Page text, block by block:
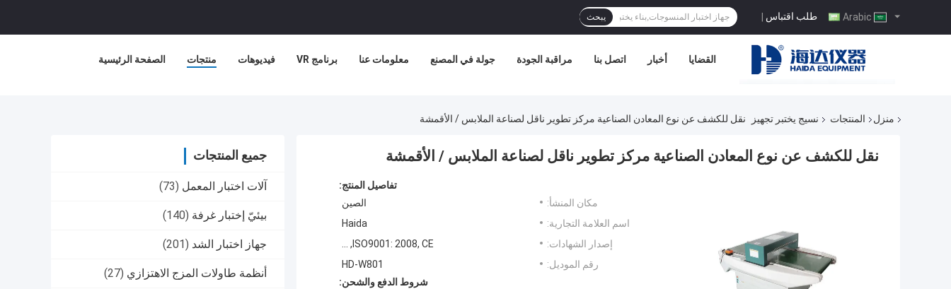
طلب اقتباس | يبحث
الصفحة الرئيسية منتجات فيديوهات برنامج VR معلومات عنا جولة في المصنع مراقبة الجودة اتصل بنا أخبار القضايا
منزل المنتجات نسيج يختبر تجهيز نقل للكشف عن نوع المعادن الصناعية مركز تطوير ناقل لصناعة الملابس / الأقمشة
جميع المنتجات
آلات اختبار المعمل (73)
بيئيّ إختبار غرفة (140)
جهاز اختبار الشد (201)
أنظمة طاولات المزج الاهتزازي (27)
نقل للكشف عن نوع المعادن الصناعية مركز تطوير ناقل لصناعة الملابس / الأقمشة
تفاصيل المنتج:
مكان المنشأ:
الصين
اسم العلامة التجارية:
Haida
إصدار الشهادات:
ISO9001: 2008, CE, ...
رقم الموديل:
HD-W801
شروط الدفع والشحن: